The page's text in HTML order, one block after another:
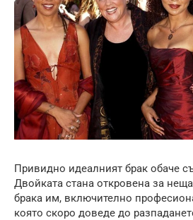
Привидно идеалният брак обаче
Двойката стана откровена за
брака им, включително
която скоро доведе до